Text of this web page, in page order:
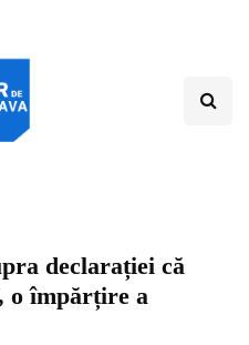
declarației că
o împărțire a